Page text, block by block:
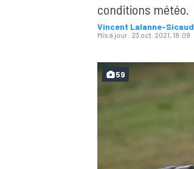
conditions météo.
Vincent Lalanne-Sicaud
Mis à jour: 23 oct. 2021, 18:09
59